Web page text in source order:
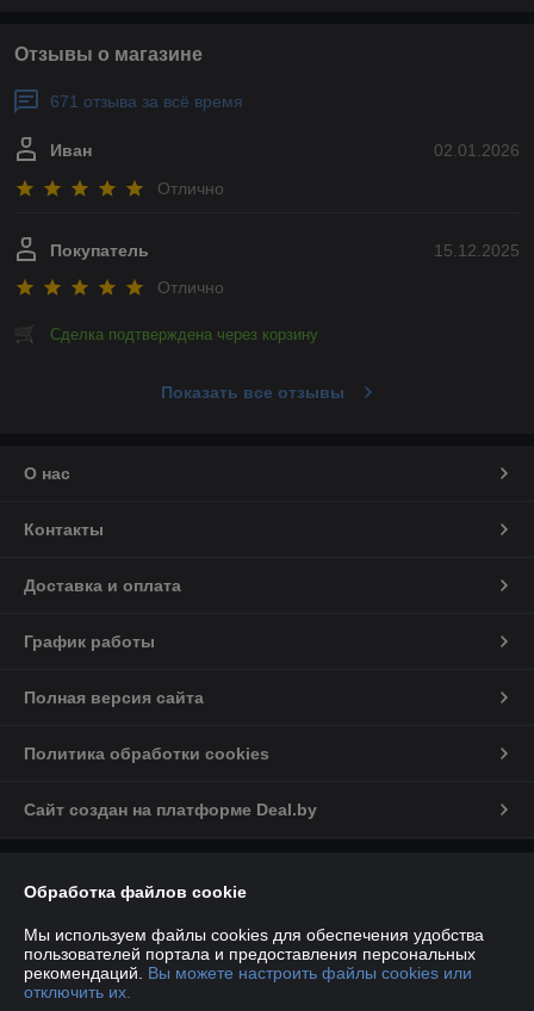
Отзывы о магазине
671 отзыва за всё время
02.01.2026
Иван
Отлично
15.12.2025
Покупатель
Отлично
Сделка подтверждена через корзину
Показать все отзывы
О нас
Контакты
Доставка и оплата
График работы
Полная версия сайта
Политика обработки cookies
Сайт создан на платформе Deal.by
224012, РБ, Брестская обл., г. Брест, ул. Дзержинского, д.34, пом.№41
Регистрационный номер ЕГР: 290468380
Обработка файлов cookie
Мы используем файлы cookies для обеспечения удобства
пользователей портала и предоставления персональных
рекомендаций. Вы можете настроить файлы cookies или
отключить их.